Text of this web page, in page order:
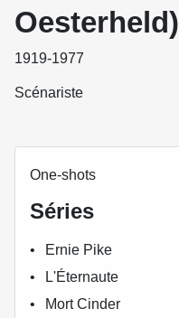
Oesterheld)
1919-1977
Scénariste
One-shots
Séries
Ernie Pike
L'Éternaute
Mort Cinder